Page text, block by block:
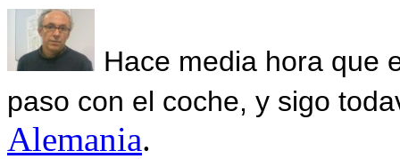
Hace media hora que
paso con el coche, y sigo
Alemania.